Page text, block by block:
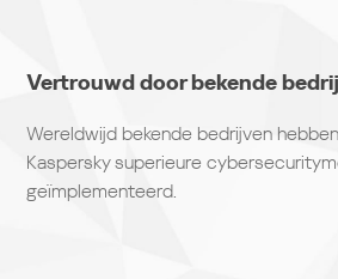
Vertrouwd door bekende
Wereldwijd bekende bedrijven
Kaspersky superieure
geïmplementeerd.